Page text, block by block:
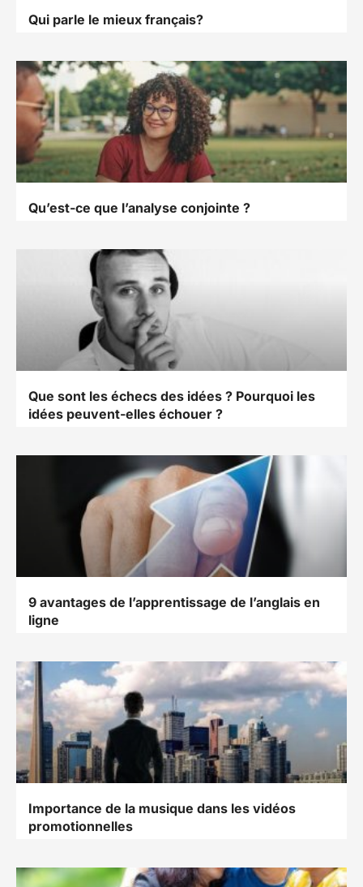
Qui parle le mieux français?
Qu’est-ce que l’analyse conjointe ?
Que sont les échecs des idées ? Pourquoi les
idées peuvent-elles échouer ?
9 avantages de l’apprentissage de l’anglais en
ligne
Importance de la musique dans les vidéos
promotionnelles